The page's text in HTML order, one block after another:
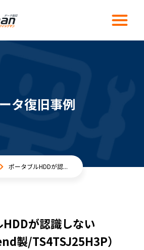
タ復旧事例
ポータブルHDDが認...
が認識しない
製/TS4TSJ25H3P）